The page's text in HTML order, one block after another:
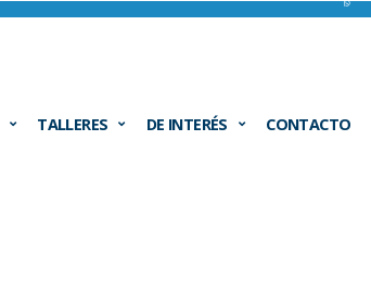
TALLERES DE INTERÉS CONTACTO